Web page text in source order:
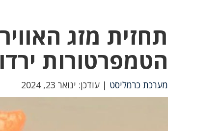
הטמפרטורות ירדו
מערכת כרמליסט | עודכן: ינואר 23, 2024